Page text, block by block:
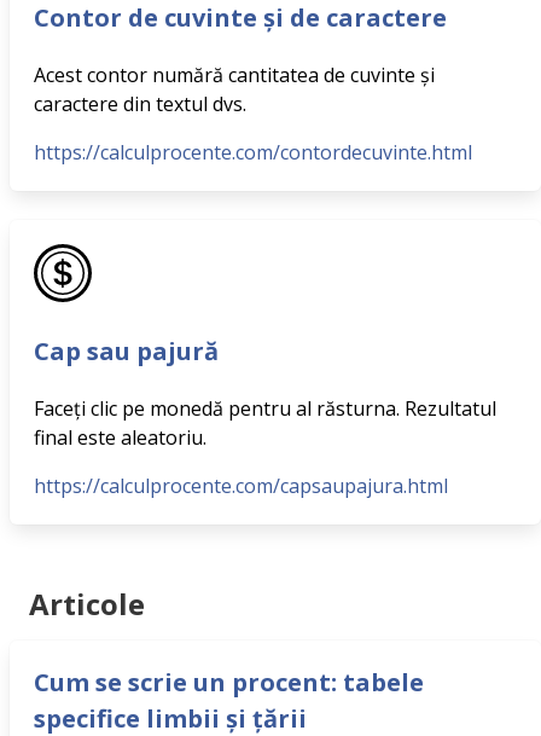
Contor de cuvinte și de caractere
Acest contor numără cantitatea de cuvinte și
caractere din textul dvs.
https://calculprocente.com/contordecuvinte.html
Cap sau pajură
Faceți clic pe monedă pentru al răsturna. Rezultatul
final este aleatoriu.
https://calculprocente.com/capsaupajura.html
Articole
Cum se scrie un procent: tabele
specifice limbii și țării